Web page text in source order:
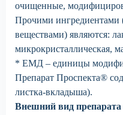
очищенные,
Прочими ингредиентами
веществами) являются:
микрокристаллическая,
* ЕМД – единицы
Препарат Проспекта®
листка-вкладыша).
Внешний вид